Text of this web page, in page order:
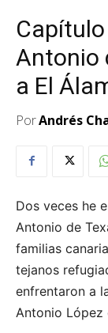
Antonio
a El
PorAndrés
Dos veces he
Antonio de
familias
tejanos
enfrentaron a
Antonio López